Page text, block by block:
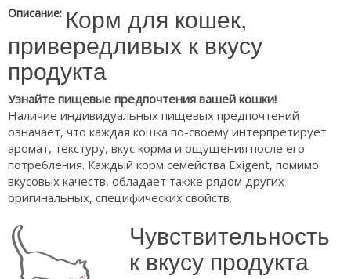
Описание: Корм для кошек,
привередливых к вкусу
продукта
Узнайте пищевые предпочтения вашей кошки!
Наличие индивидуальных пищевых предпочтений
означает, что каждая кошка по-своему интерпретирует
аромат, текстуру, вкус корма и ощущения после его
потребления. Каждый корм семейства Exigent, помимо
вкусовых качеств, обладает также рядом других
оригинальных, специфических свойств.
Чувствительность
к вкусу продукта